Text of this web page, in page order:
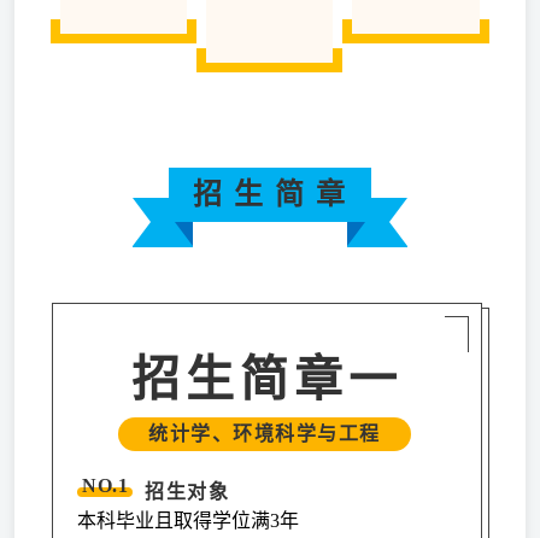
招 生 简 章
招生简章一
统计学、环境科学与工程
NO.1
招生对象
本科毕业且取得学位满3年